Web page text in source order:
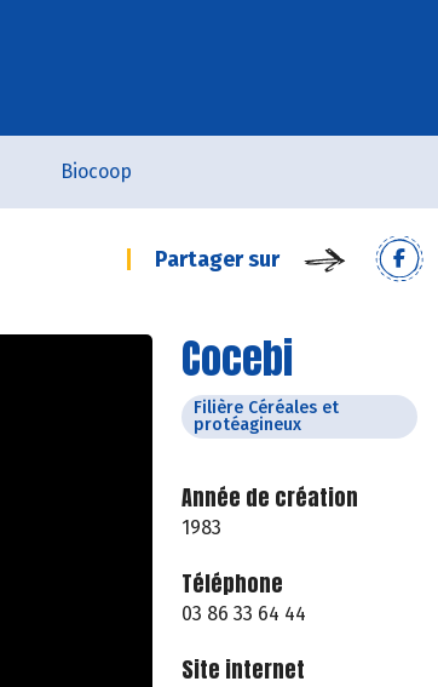
Biocoop
Partager sur
Cocebi
Filière Céréales et
protéagineux
Année de création
1983
Téléphone
03 86 33 64 44
Site internet